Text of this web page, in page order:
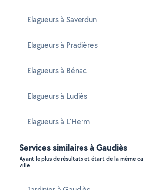
Elagueurs à Saverdun
Elagueurs à Pradières
Elagueurs à Bénac
Elagueurs à Ludiès
Elagueurs à L'Herm
Services similaires à Gaudiès
Ayant le plus de résultats et étant de la même
ville